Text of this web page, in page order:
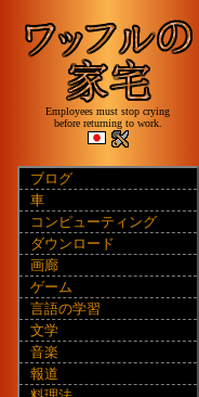
Employees must stop crying
before returning to work.
ブログ
車
コンピューティング
ダウンロード
画廊
ゲーム
言語の学習
文学
音楽
報道